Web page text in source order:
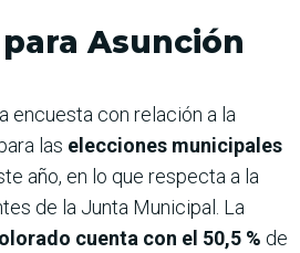
Asunción
encuesta con relación a la
las elecciones municipales
año, en lo que respecta a la
de la Junta Municipal. La
cuenta con el 50,5 % de